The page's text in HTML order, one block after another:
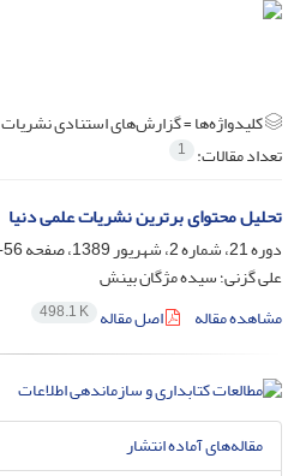
کلیدواژه‌ها =گزارش‌های استنادی نشریات
تعداد مقالات: 1
تحلیل محتوای برترین نشریات علمی دنیا
دوره 21، شماره 2، شهریور 1389، صفحه
56-72
علی گزنی؛ سیده مژگان بینش
مشاهده مقاله
اصل مقاله 498.1 K
مقاله‌های آماده انتشار